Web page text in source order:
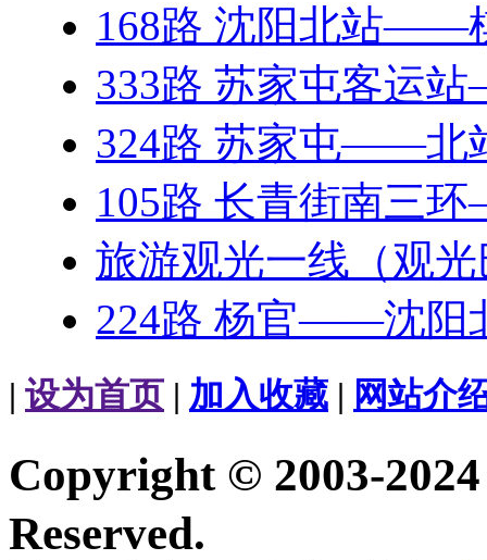
168路 沈阳北站——
333路 苏家屯客运
324路 苏家屯——北
105路 长青街南三
旅游观光一线（观
224路 杨官——沈阳
| 设为首页 | 加入收藏 | 网站介
Copyright © 2003-
Reserved.